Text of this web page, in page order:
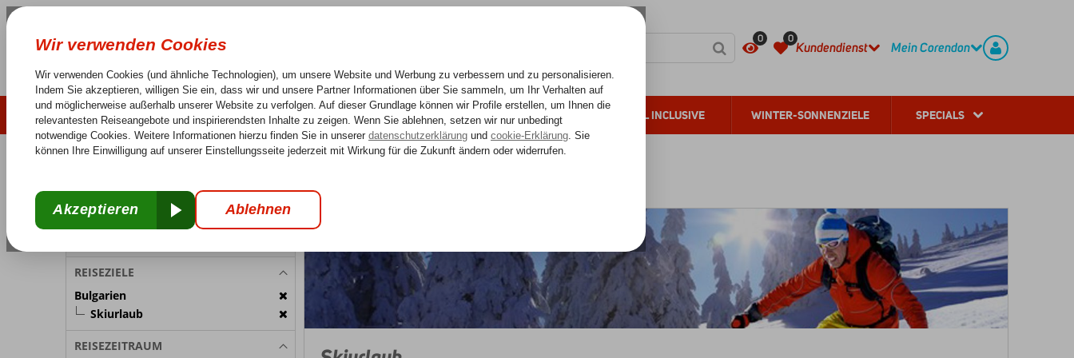
0 0
Kundendienst Mein Corendon
LAST MINUTE SOMMER 2026 SONNENZIELE FERNREISEN ALL INCLUSIVE WINTER-SONNENZIELE SPECIALS
Keine versteckten Kosten Sorglos Reisen 25 Jahre Erfahrung
REISETEILNEHMER
Zimmer 1: 2 Personen
REISEZIELE
Bulgarien
Skiurlaub
REISEZEITRAUM
Bulgarien